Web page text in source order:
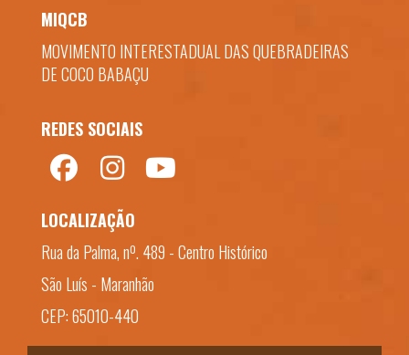
MIQCB
MOVIMENTO INTERESTADUAL DAS QUEBRADEIRAS
DE COCO BABAÇU
REDES SOCIAIS
LOCALIZAÇÃO
Rua da Palma, nº. 489 - Centro Histórico
São Luís - Maranhão
CEP: 65010-440